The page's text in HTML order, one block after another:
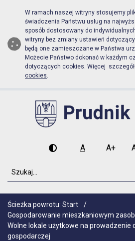
Biuletyn Informacji
Przejdź do menu głównego
Przejdź do głównej zawartości
W ramach naszej witryny stosujemy
świadczenia Państwu usług na
sposób dostosowany do
witryny bez zmiany ustawień
będą one zamieszczane w Państwa
Możecie Państwo dokonać w każdym
dotyczących cookies. Więcej
cookies.
Wysoki kontrast
A
Czcionka
A+
Szukaj
Ścieżka powrotu: Start
/
Gospodarowanie mieszkaniowym
Wolne lokale użytkowe na prowadzenie
gospodarczej